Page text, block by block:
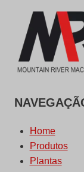
Home
Produtos
Plantas